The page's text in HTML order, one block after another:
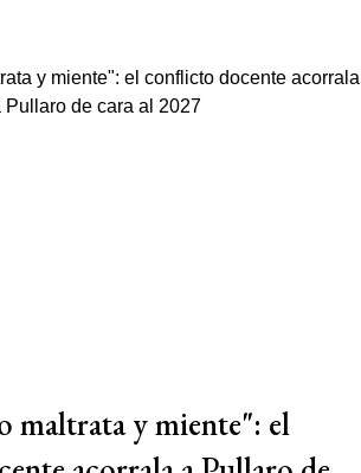
maltrata y miente": el